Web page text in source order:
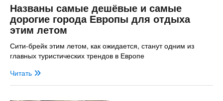
Названы самые дешёвые и самые
дорогие города Европы для отдыха
этим летом
Сити-брейк этим летом, как ожидается, станут одним из
главных туристических трендов в Европе
Читать